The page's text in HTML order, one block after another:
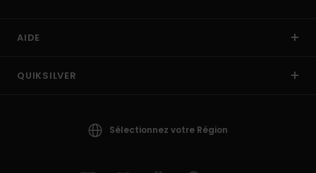
AIDE
QUIKSILVER
Sélectionnez votre Région